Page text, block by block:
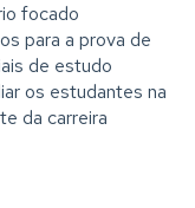
focado
para a prova de
de estudo
os estudantes na
da carreira